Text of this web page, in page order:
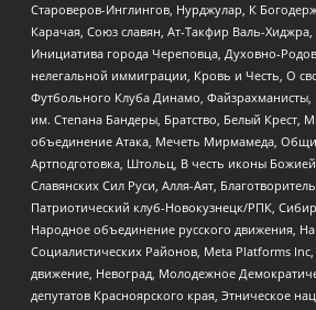
Староверов-Инглингов, Нурджулар, К
Карачая, Союз славян, Ат-Такфир Валь-
Инициатива города Череповца, Духовно-
нелегальной иммиграции, Кровь и Честь, О
Футбольного Клуба Динамо, Файзрахманисты,
им. Степана Бандеры, Братство, Белый Крест,
объединение Атака, Мечеть Мирмамеда,
Артподготовка, Штольц, В честь иконы
Славянских Сил Руси, Алля-Аят,
Патриотический клуб-Новокузнецк/РПК,
Народное объединение русского движения,
Социалистических Районов, Meta Platforms
движение, Невоград, Молодежное
депутатов Красноярского края, Этническое